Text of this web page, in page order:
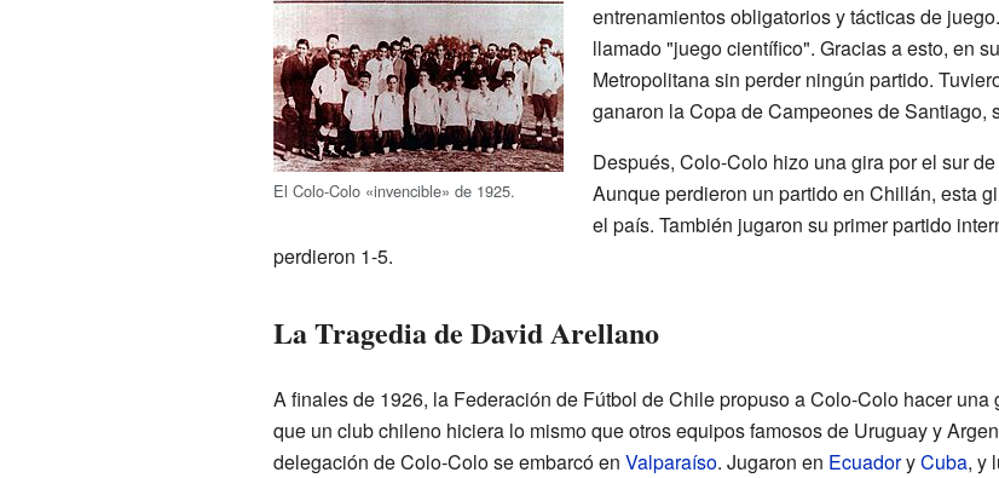
El Colo-Colo «invencible» de 1925.
entrenamientos obligatorios y tácticas de
llamado "juego científico". Gracias a esto, en
Metropolitana sin perder ningún partido.
ganaron la Copa de Campeones de Santiago,
Después, Colo-Colo hizo una gira por el sur
Aunque perdieron un partido en Chillán, esta
el país. También jugaron su primer partido
perdieron 1-5.
La Tragedia de David Arellano
A finales de 1926, la Federación de Fútbol de Chile propuso a Colo-Colo hacer
que un club chileno hiciera lo mismo que otros equipos famosos de Uruguay y
delegación de Colo-Colo se embarcó en Valparaíso. Jugaron en EcuadoryCuba, y